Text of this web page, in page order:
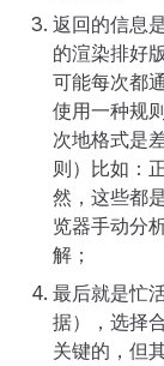
返回的信息
的渲染排好
可能每次都
使用一种规
次地格式是
则）比如：
然，这些都
览器手动分
解；
最后就是忙
据），选择
关键的，但